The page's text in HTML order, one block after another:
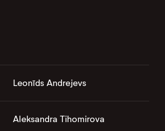
Leonīds Andrejevs
Aleksandra Tihomirova